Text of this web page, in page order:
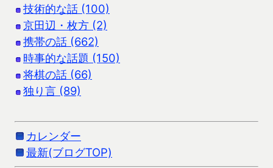
技術的な話 (100)
京田辺・枚方 (2)
携帯の話 (662)
時事的な話題 (150)
将棋の話 (66)
独り言 (89)
カレンダー
最新(ブログTOP)